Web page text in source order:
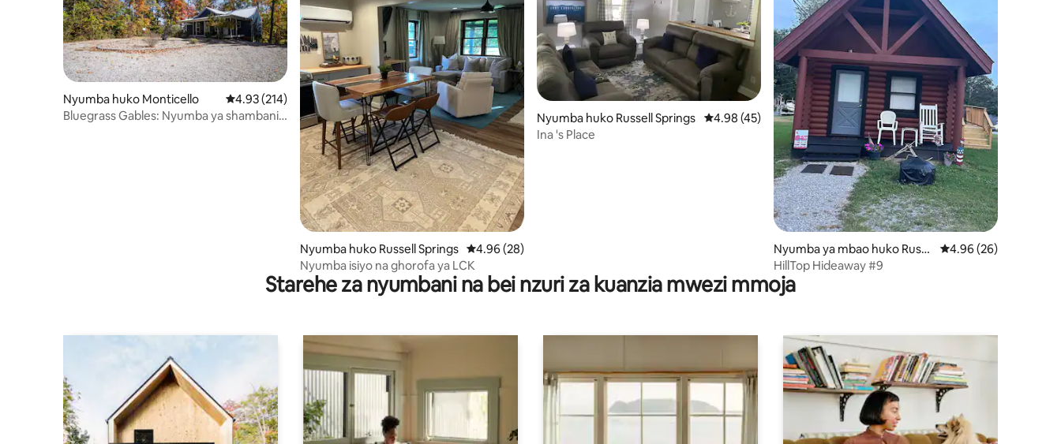
Nyumba huko Monticello Ukadiriaji wa wastani wa 4.93 kati ya 5, tathmini 214
4.93 (214)
Bluegrass Gables: Nyumba ya shambani
Nyumba huko Russell Springs Ukadiriaji wa wastani wa 4.96 kati ya 5, tathmini 28
4.96 (28)
Nyumba isiyo na ghorofa ya LCK
Nyumba huko Russell Springs Ukadiriaji wa wastani wa 4.98 kati ya 5, tathmini 45
4.98 (45)
Ina 's Place
Nyumba ya mbao huko Russe
ll Springs
Ukadiriaji wa wastani
4.96 (26)
HillTop Hideaway #9
Starehe za nyumbani na bei nzuri za kuanzia mwezi mmoja